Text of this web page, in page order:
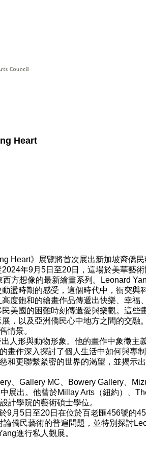
Heart
Heart》展覽將首次展出新加坡裔僑
年9月5日至20日，這場於美華藝
西方想像的最新繪畫系列。Leonard
動盪時期的感受，這個時代中，衝突與
高度飽和的繪畫作品傳遞出快樂、幸福
美國的困難時刻傳遞愛與樂觀。這些
，以及亞洲僑民心中地方之間的交融
情景。
人形與動物形象。他的畫作中象徵主
畫作深入探討了個人生活中如何與專
和更聯繫緊密的世界的渴望，並揭示
、Gallery MC、Bowery Gallery、
展出。他曾於Millay Arts（紐約）、
計學院的藝術碩士學位。
9月5日至20日在位於百老匯456號的
僑民藝術的普遍問題，並特別探討
進行私人觀展。